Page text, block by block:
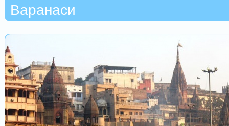
Варанаси